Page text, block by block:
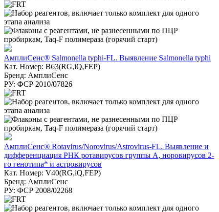
АмплиСенс® Salmonella typhi-FL. Выявление Salmonella typhi
Кат. Номер: B63(RG,iQ,FEP)
Бренд: АмплиСенс
РУ: ФСР 2010/07826
АмплиСенс® Rotavirus/Norovirus/Astrovirus-FL. Выявление и
дифференциация РНК ротавирусов группы А, норовирусов 2-
го генотипа* и астровирусов
Кат. Номер: V40(RG,iQ,FEP)
Бренд: АмплиСенс
РУ: ФСР 2008/02268